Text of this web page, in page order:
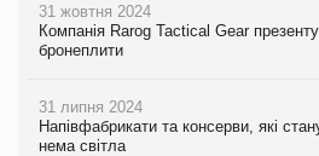
31 жовтня 2024
Компанія Rarog Tactical Gear
бронеплити
31 липня 2024
Напівфабрикати та консерви, які
нема світла